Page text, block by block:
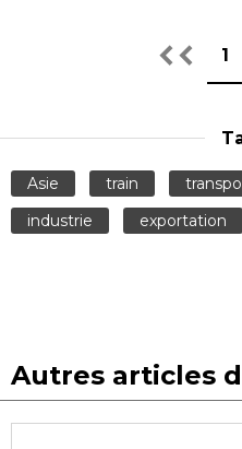
1
Asie train
industrie
exportation
Autres articles